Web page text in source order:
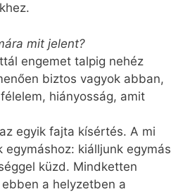
mit jelent?
engemet talpig nehéz
biztos vagyok abban,
hiányosság, amit
egyik fajta kísértés. A mi
kiálljunk egymás
küzd. Mindketten
a helyzetben a